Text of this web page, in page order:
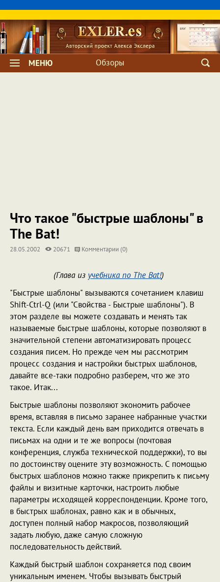
МЕНЮ Обзоры
Что такое "быстрые шаблоны" в
The Bat!
28.05.2002 20671 Комментарии (0)
(Глава из учебника по The Bat!)
"Быстрые шаблоны" вызываются сочетанием клавиш
Shift-Ctrl-Q (или "Свойства - Быстрые шаблоны"). В
этом разделе вы можете создавать и менять так
называемые быстрые шаблоны, которые позволяют в
значительной степени автоматизировать процесс
создания писем. Но прежде чем мы рассмотрим
процесс создания и настройки быстрых шаблонов,
давайте все-таки подробно разберем, что же это
такое. Итак...
Быстрые шаблоны позволяют экономить рабочее
время, вставляя в письмо заранее набранные участки
текста. Если каждый день вам приходится отвечать в
письмах на одни и те же вопросы (почтовая
конференция, служба технической поддержки), то вы
по достоинству оцените эту возможность. С помощью
быстрых шаблонов можно также прикрепить к письму
файлы и визитные карточки, настроить любые
параметры исходящей корреспонденции. Кроме того,
в быстрых шаблонах, равно как и в обычных,
доступен полный набор макросов, позволяющий
задать любую, даже самую сложную
последовательность действий.
Каждый быстрый шаблон сохраняется под своим
уникальным именем. Чтобы вызывать быстрый